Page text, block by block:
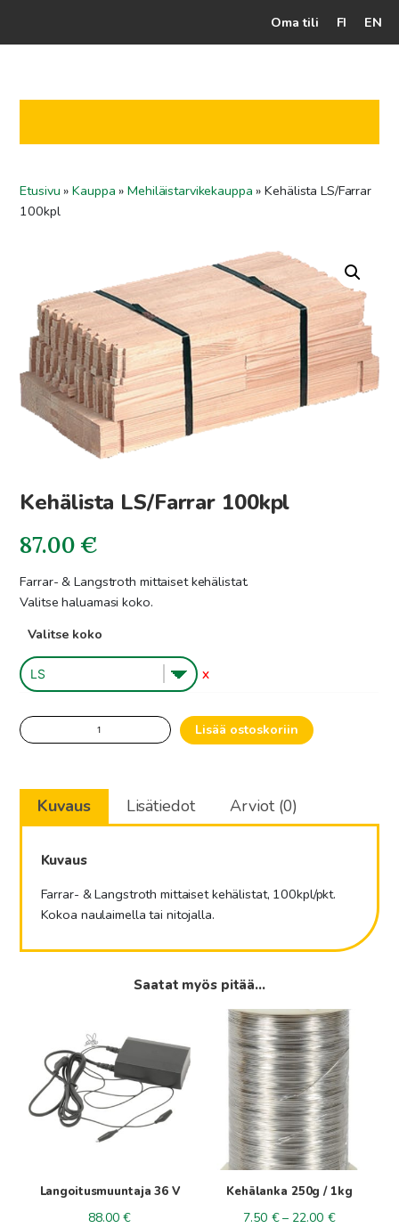
Oma tili FI EN
Jälleenmyyjät
Ohjeet ja vinkit
Etusivu »Kauppa »Mehiläistarvikekauppa »Kehälista LS/Farrar
100kpl
Kehälista LS/Farrar 100kpl
87.00€
Farrar- & Langstroth mittaiset kehälistat.
Valitse haluamasi koko.
Valitse koko
X
Kehälista
LS/Farrar
määrä
Lisää ostoskoriin
Kuvaus Lisätiedot Arviot (0)
Kuvaus
Farrar- & Langstroth mittaiset kehälistat, 100kpl/pkt.
Kokoa naulaimella tai nitojalla.
Saatat myös pitää...
Langoitusmuuntaja 36 V
88.00 €
Kehälanka 250g / 1kg
7.50 € – 22.00 €
Tällä
tuotteella
useampi
muunnelma.
tehdä
valinnat